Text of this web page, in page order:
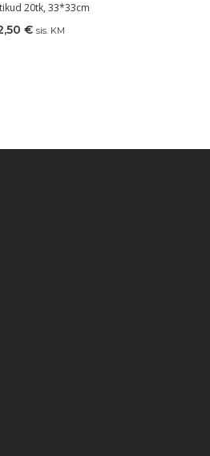
20tk, 33*33cm
€ sis. KM